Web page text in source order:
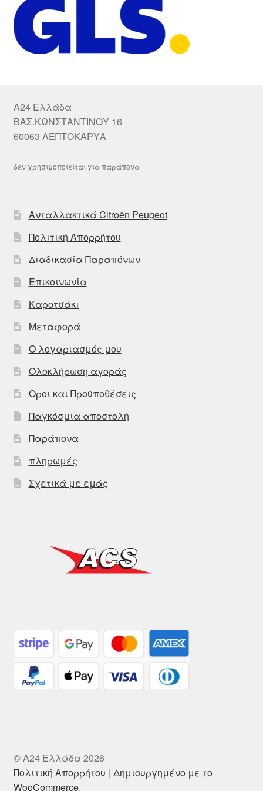
A24 Ελλάδα
ΒΑΣ.ΚΩΝΣΤΑΝΤΙΝΟΥ 16
60063 ΛΕΠΤΟΚΑΡΥΑ
δεν χρησιμοποιείται για παράπονα
Ανταλλακτικά Citroën Peugeot
Πολιτική Απορρήτου
Διαδικασία Παραπόνων
Επικοινωνία
Καροτσάκι
Μεταφορά
Ο λογαριασμός μου
Ολοκλήρωση αγοράς
Οροι και Προϋποθέσεις
Παγκόσμια αποστολή
Παράπονα
πληρωμές
Σχετικά με εμάς
© A24 Ελλάδα 2026
Πολιτική Απορρήτου
Δημιουργημένο με το
WooCommerce.